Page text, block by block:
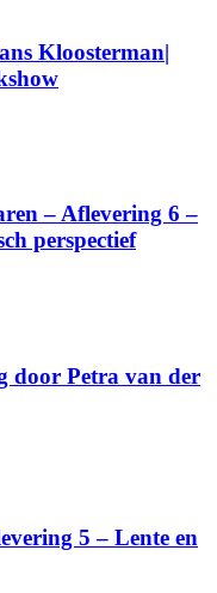
Kloosterman|
– Aflevering 6 –
perspectief
door Petra van der
5 – Lente en